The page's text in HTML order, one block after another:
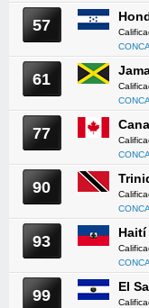
57
61
77
90
93 Haití
99 El